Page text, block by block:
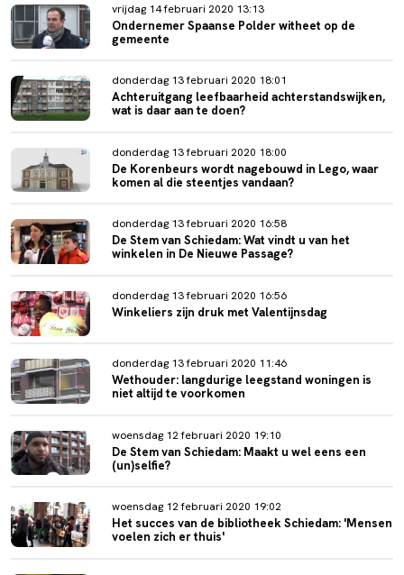
vrijdag 14 februari 2020 13:13
Ondernemer Spaanse Polder witheet op de
gemeente
donderdag 13 februari 2020 18:01
Achteruitgang leefbaarheid achterstandswijken,
wat is daar aan te doen?
donderdag 13 februari 2020 18:00
De Korenbeurs wordt nagebouwd in Lego, waar
komen al die steentjes vandaan?
donderdag 13 februari 2020 16:58
De Stem van Schiedam: Wat vindt u van het
winkelen in De Nieuwe Passage?
donderdag 13 februari 2020 16:56
Winkeliers zijn druk met Valentijnsdag
donderdag 13 februari 2020 11:46
Wethouder: langdurige leegstand woningen is
niet altijd te voorkomen
woensdag 12 februari 2020 19:10
De Stem van Schiedam: Maakt u wel eens een
(un)selfie?
woensdag 12 februari 2020 19:02
Het succes van de bibliotheek Schiedam: 'Mensen
voelen zich er thuis'